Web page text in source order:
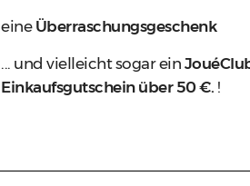
eine Überraschungsgeschenk
... und vielleicht sogar ein
Einkaufsgutschein über 50 €. !